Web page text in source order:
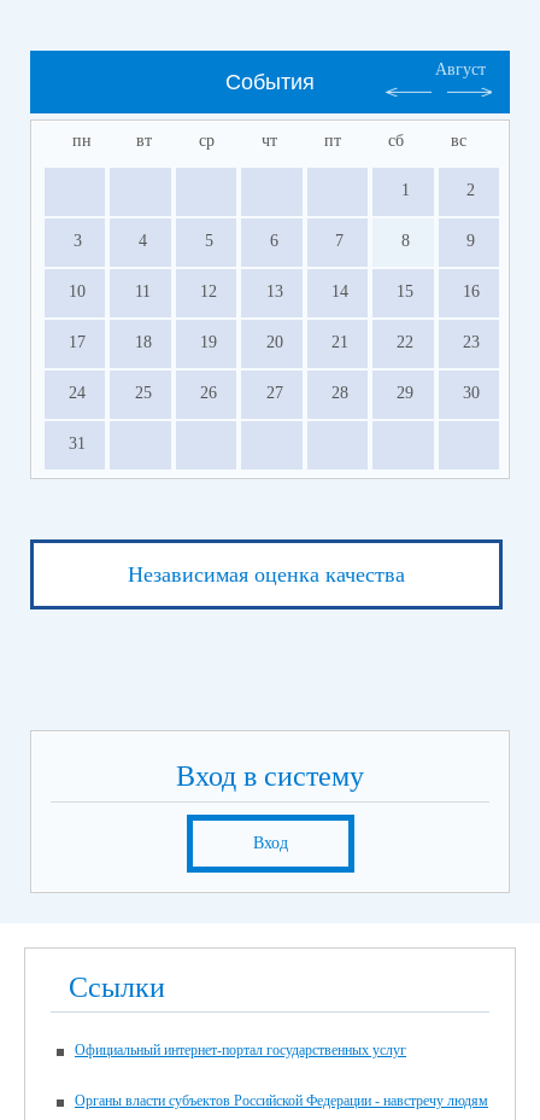
События
Август
пн вт ср чт пт сб вс
1 2
3 4 5 6 7 8 9
10 11 12 13 14 15 16
17 18 19 20 21 22 23
24 25 26 27 28 29 30
31
Независимая оценка качества
Вход в систему
Вход
Ссылки
Официальный интернет-портал государственных услуг
Органы власти субъектов Российской Федерации - навстречу людям